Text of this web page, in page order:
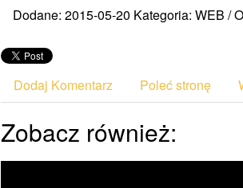
Dodane: 2015-05-20 Kategoria: WEB /
Dodaj Komentarz Poleć stronę
Zobacz również: